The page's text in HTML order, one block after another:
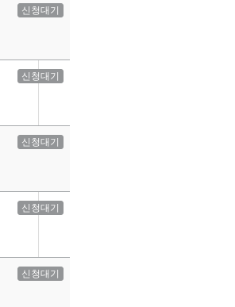
신청대기
신청대기
신청대기
신청대기
신청대기